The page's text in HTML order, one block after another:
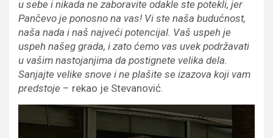
u sebe i nikada ne zaboravite odakle ste potekli, jer
Pančevo je ponosno na vas! Vi ste naša budućnost,
naša nada i naš najveći potencijal. Vaš uspeh je
uspeh našeg grada, i zato ćemo vas uvek podržavati
u vašim nastojanjima da postignete velika dela.
Sanjajte velike snove i ne plašite se izazova koji vam
predstoje – rekao je Stevanović.